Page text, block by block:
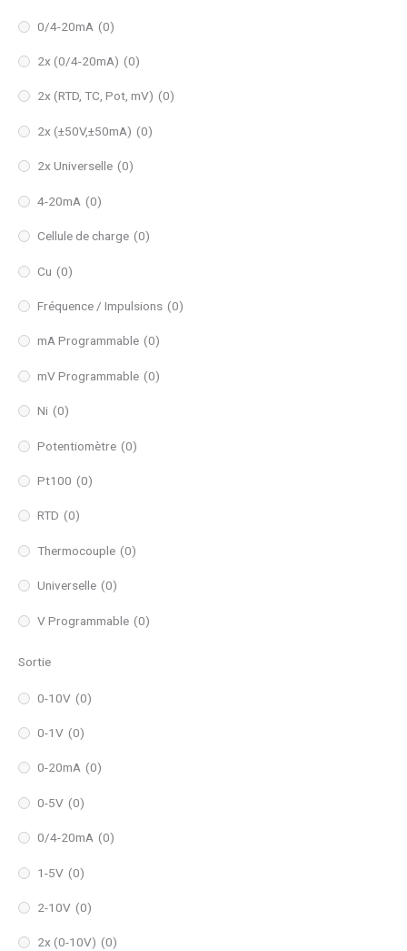
0/4-20mA (0)
2x (0/4-20mA) (0)
2x (RTD, TC, Pot, mV) (0)
2x (±50V,±50mA) (0)
2x Universelle (0)
4-20mA (0)
Cellule de charge (0)
Cu (0)
Fréquence / Impulsions (0)
mA Programmable (0)
mV Programmable (0)
Ni (0)
Potentiomètre (0)
Pt100 (0)
RTD (0)
Thermocouple (0)
Universelle (0)
V Programmable (0)
Sortie
0-10V (0)
0-1V (0)
0-20mA (0)
0-5V (0)
0/4-20mA (0)
1-5V (0)
2-10V (0)
2x (0-10V) (0)